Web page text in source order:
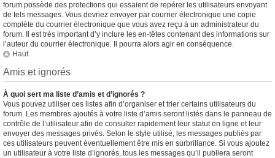
forum possède des protections qui essaient de repérer les utilisateurs envoyant
de tels messages. Vous devriez envoyer par courrier électronique une copie
complète du courrier électronique que vous avez reçu à un administrateur du
forum. Il est très important d’y inclure les en-têtes contenant des informations sur
l’auteur du courrier électronique. Il pourra alors agir en conséquence.
Haut
Amis et ignorés
À quoi sert ma liste d’amis et d’ignorés ?
Vous pouvez utiliser ces listes afin d’organiser et trier certains utilisateurs du
forum. Les membres ajoutés à votre liste d’amis seront listés dans le panneau de
contrôle de l’utilisateur afin de consulter rapidement leur statut en ligne et leur
envoyer des messages privés. Selon le style utilisé, les messages publiés par
ces utilisateurs peuvent éventuellement être mis en surbrillance. Si vous ajoutez
un utilisateur à votre liste d’ignorés, tous les messages qu’il publiera seront